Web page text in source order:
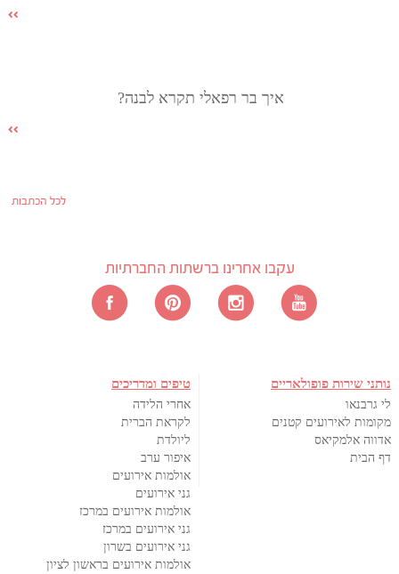
איך בר רפאלי תקרא לבנה?
לכל הכתבות
עקבו אחרינו ברשתות החברתיות
נותני שירות פופולאריים
לי גרבנאו
מקומות לאירועים קטנים
אדווה אלמקיאס
דף הבית
טיפים ומדריכים
אחרי הלידה
לקראת הברית
ליולדת
איפור ערב
אולמות אירועים
גני אירועים
אולמות אירועים במרכז
גני אירועים במרכז
גני אירועים בשרון
אולמות אירועים בראשון לציון